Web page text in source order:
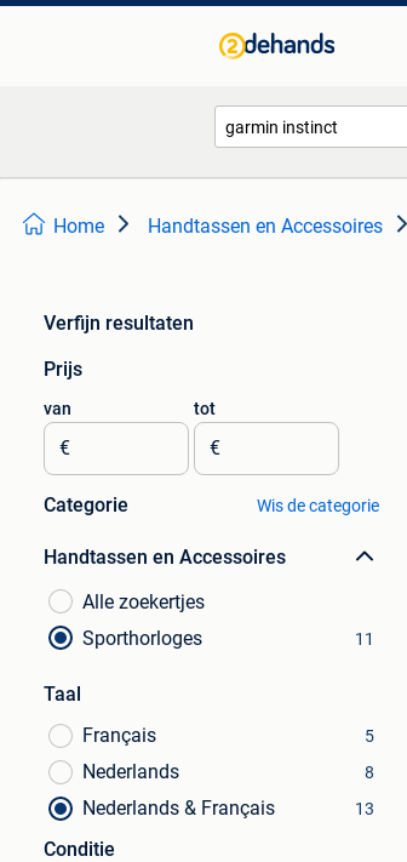
Home Handtassen en Accessoires
Verfijn resultaten
Prijs
van
€
tot
€
Categorie Wis de categorie
Handtassen en Accessoires
Alle zoekertjes
Sporthorloges
11
Taal
Français
5
Nederlands 8
Nederlands & Français 13
Conditie